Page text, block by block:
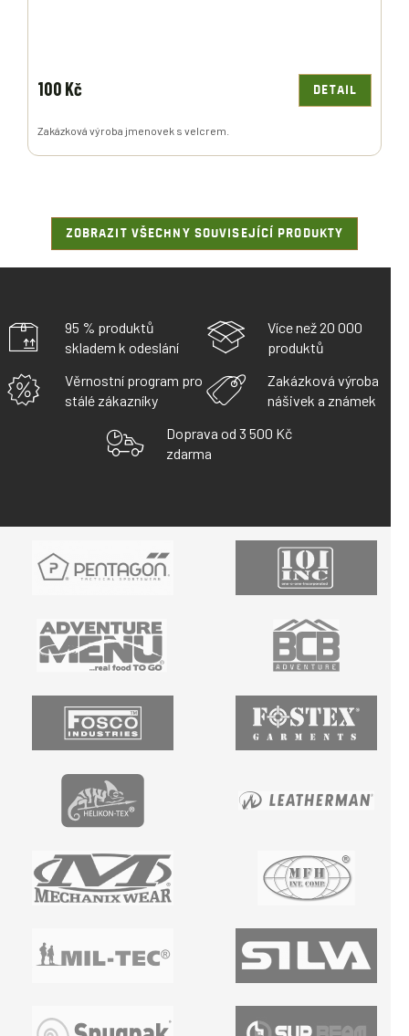
100 Kč DETAIL
Zakázková výroba jmenovek s velcrem.
ZOBRAZIT VŠECHNY SOUVISEJÍCÍ PRODUKTY
95 % produktů
skladem k odeslání
Více než 20 000
produktů
Věrnostní program pro
stálé zákazníky
Zakázková výroba
nášivek a známek
Doprava od 3 500 Kč
zdarma